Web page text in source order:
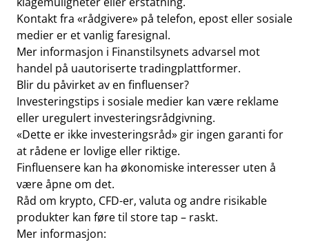
Kontakt fra «rådgivere» på telefon, epost eller sosiale
medier er et vanlig faresignal.
Mer informasjon i Finanstilsynets advarsel mot
handel på uautoriserte tradingplattformer.
Blir du påvirket av en finfluenser?
Investeringstips i sosiale medier kan være reklame
eller uregulert investeringsrådgivning.
«Dette er ikke investeringsråd» gir ingen garanti for
at rådene er lovlige eller riktige.
Finfluensere kan ha økonomiske interesser uten å
være åpne om det.
Råd om krypto, CFD-er, valuta og andre risikable
produkter kan føre til store tap – raskt.
Mer informasjon: